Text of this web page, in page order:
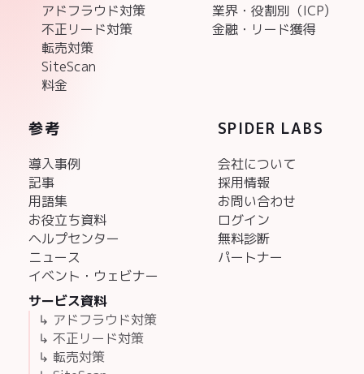
アドフラウド対策
不正リード対策
転売対策
SiteScan
料金
業界・役割別（ICP)
金融・リード獲得
参考
導入事例
記事
用語集
お役立ち資料
ヘルプセンター
ニュース
イベント・ウェビナー
サービス資料
↳ アドフラウド対策
↳ 不正リード対策
↳ 転売対策
SPIDER LABS
会社について
採用情報
お問い合わせ
ログイン
無料診断
パートナー